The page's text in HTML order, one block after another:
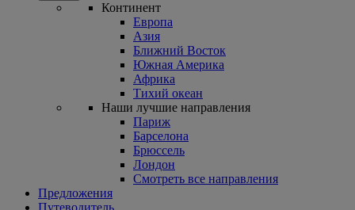
Континент
Европа
Азия
Ближний Восток
Южная Америка
Африка
Тихий океан
Наши лучшие направления
Париж
Барселона
Брюссель
Лондон
Смотреть все направления
Предложения
Путеводитель